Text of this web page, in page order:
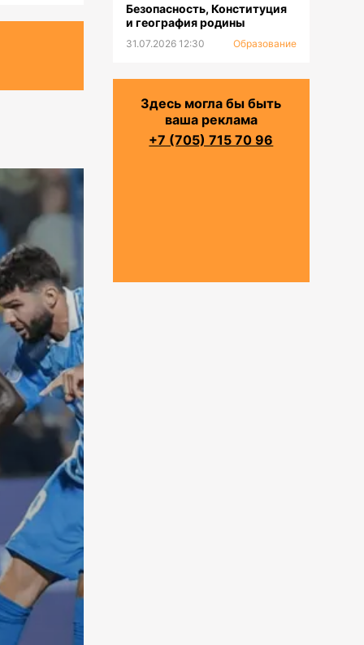
Безопасность, Конституция
и география родины
31.07.2026 12:30 Образование
Здесь могла бы быть
ваша реклама
+7 (705) 715 70 96